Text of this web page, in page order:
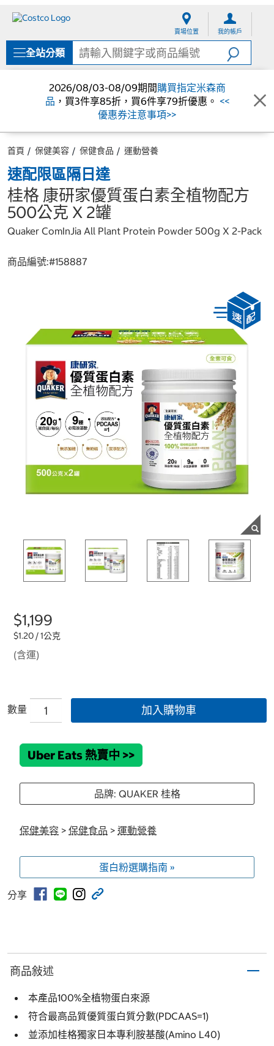
單
賣場位置 我的帳戶
全站分類
2026/08/03-08/09期間購買指定米森商
品 ，買3件享85折，買6件享79折優惠。 <<
優惠券注意事項>>
首頁 保健美容 保健食品 運動營養
速配限區隔日達
桂格 康研家優質蛋白素全植物配方
500公克 X 2罐
Quaker ComInJia All Plant Protein Powder 500g X 2-Pack
商品編號:#158887
$1,199
$1.20 / 1公克
(含運)
數量 加入購物車
Uber Eats 熱賣中 >>
品牌: QUAKER 桂格
保健美容 > 保健食品 > 運動營養
蛋白粉選購指南 »
分享
商品敍述
本產品100%全植物蛋白來源
符合最高品質優質蛋白質分數(PDCAAS=1)
並添加桂格獨家日本專利胺基酸(Amino L40)